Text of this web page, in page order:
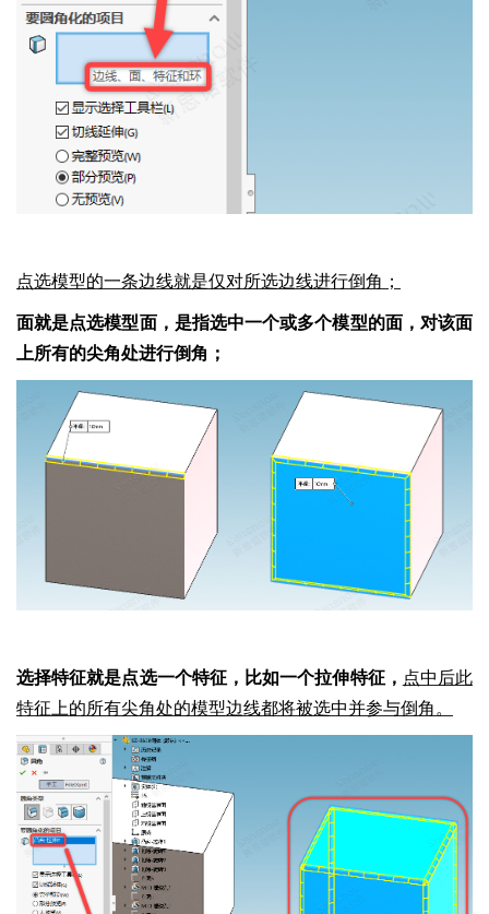
点选模型的一条边线就是仅对所选边线进行倒角；
面就是点选模型面，是指选中一个或多个模型的面，对该面
上所有的尖角处进行倒角；
选择特征就是点选一个特征，比如一个拉伸特征， 点中后此
特征上的所有尖角处的模型边线都将被选中并参与倒角。